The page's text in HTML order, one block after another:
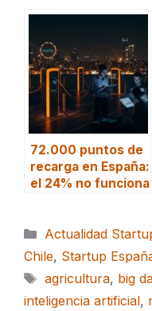
72.000 puntos de
recarga en España:
el 24% no funciona
Categorías
Actualidad
Chile, Startup
Etiquetas
agricultura, big
inteligencia artificial,